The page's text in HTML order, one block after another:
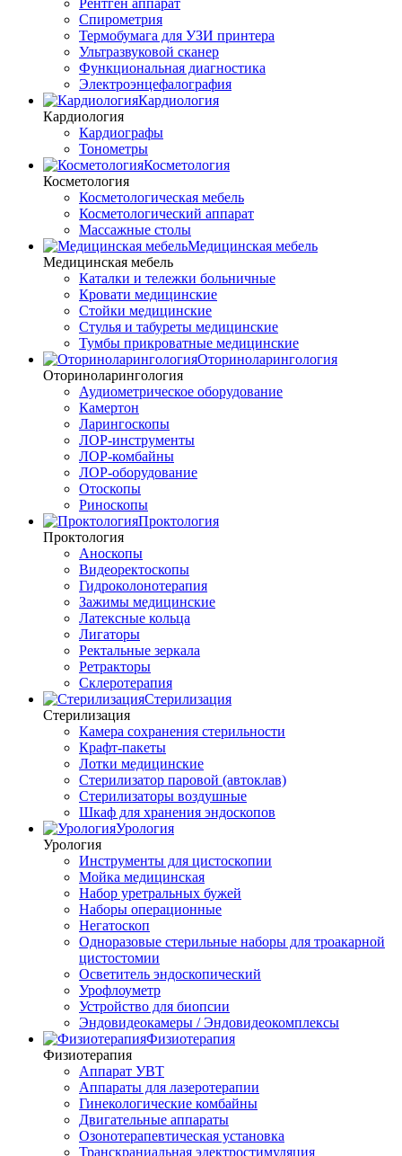
Рентген аппарат
Спирометрия
Термобумага для УЗИ принтера
Ультразвуковой сканер
Функциональная диагностика
Электроэнцефалография
Кардиология
Кардиология
Кардиографы
Тонометры
Косметология
Косметология
Косметологическая мебель
Косметологический аппарат
Массажные столы
Медицинская мебель
Медицинская мебель
Каталки и тележки больничные
Кровати медицинские
Стойки медицинские
Стулья и табуреты медицинские
Тумбы прикроватные медицинские
Оториноларингология
Оториноларингология
Аудиометрическое оборудование
Камертон
Ларингоскопы
ЛОР-инструменты
ЛОР-комбайны
ЛОР-оборудование
Отоскопы
Риноскопы
Проктология
Проктология
Аноскопы
Видеоректоскопы
Гидроколонотерапия
Зажимы медицинские
Латексные кольца
Лигаторы
Ректальные зеркала
Ретракторы
Склеротерапия
Стерилизация
Стерилизация
Камера сохранения стерильности
Крафт-пакеты
Лотки медицинские
Стерилизатор паровой (автоклав)
Стерилизаторы воздушные
Шкаф для хранения эндоскопов
Урология
Урология
Инструменты для цистоскопии
Мойка медицинская
Набор уретральных бужей
Наборы операционные
Негатоскоп
Одноразовые стерильные наборы для троакарной
цистостомии
Осветитель эндоскопический
Урофлоуметр
Устройство для биопсии
Эндовидеокамеры / Эндовидеокомплексы
Физиотерапия
Физиотерапия
Аппарат УВТ
Аппараты для лазеротерапии
Гинекологические комбайны
Двигательные аппараты
Озонотерапевтическая установка
Транскраниальная электростимуляция